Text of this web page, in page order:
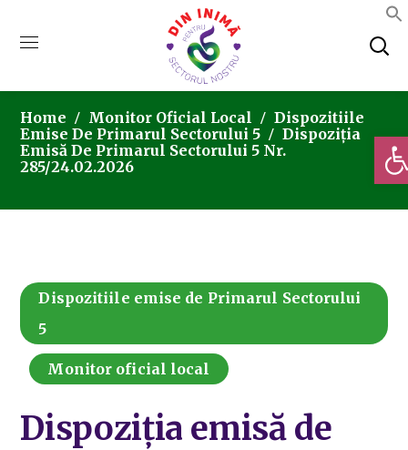
Home Monitor Oficial Local
Dispozitiile
Emise De Primarul Sectorului 5
Dispoziția
Emisă De Primarul Sectorului 5 Nr.
285/24.02.2026
Dispozitiile emise de Primarul Sectorului
5
Monitor oficial local
Dispoziția emisă de